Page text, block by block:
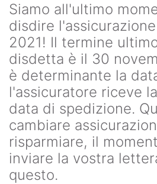
Siamo all'ultimo
disdire
2021! Il termine
disdetta è il 30
è determinante la
l'assicuratore riceve
data di spedizione.
cambiare
risparmiare, il
inviare la vostra
questo.